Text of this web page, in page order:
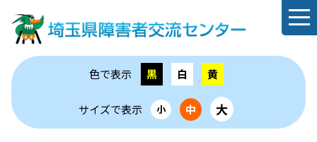
色で表示 黒 白 黄
サイズで表示 小 中 大